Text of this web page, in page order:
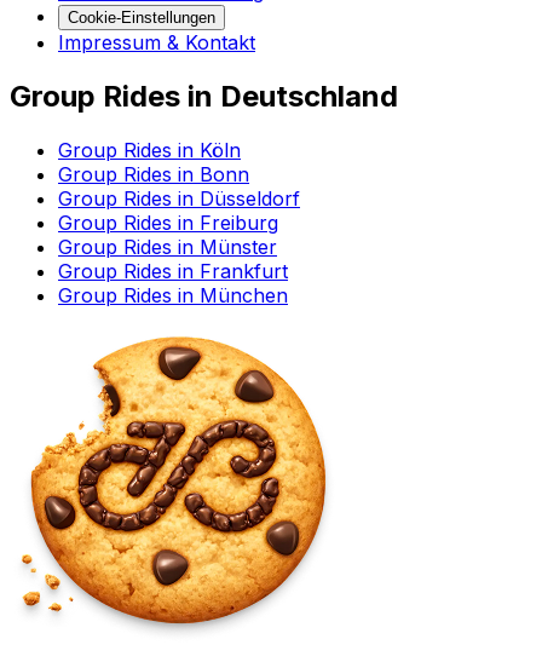
Cookie-Einstellungen
Impressum & Kontakt
Group Rides in Deutschland
Group Rides in Köln
Group Rides in Bonn
Group Rides in Düsseldorf
Group Rides in Freiburg
Group Rides in Münster
Group Rides in Frankfurt
Group Rides in München